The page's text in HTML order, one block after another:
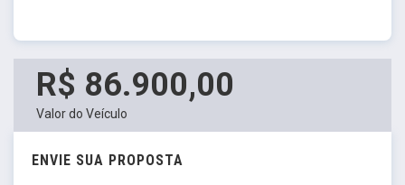
R$ 86.900,00
Valor do Veículo
ENVIE SUA PROPOSTA